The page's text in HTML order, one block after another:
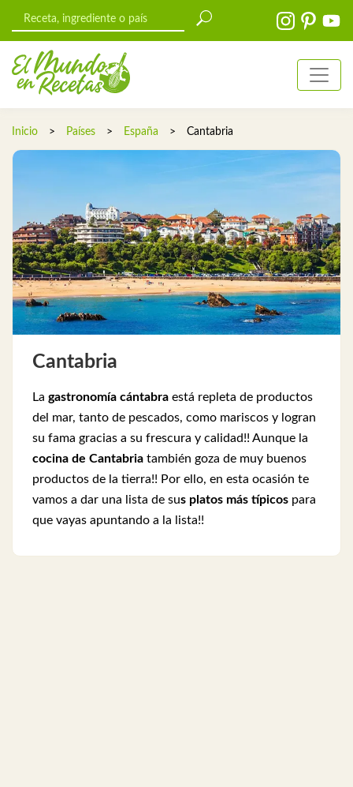
Inicio > Países > España > Cantabria
Cantabria
La gastronomía cántabra está repleta de productos
del mar, tanto de pescados, como mariscos y logran
su fama gracias a su frescura y calidad!! Aunque la
cocina de Cantabria también goza de muy buenos
productos de la tierra!! Por ello, en esta ocasión te
vamos a dar una lista de sus platos más típicos para
que vayas apuntando a la lista!!